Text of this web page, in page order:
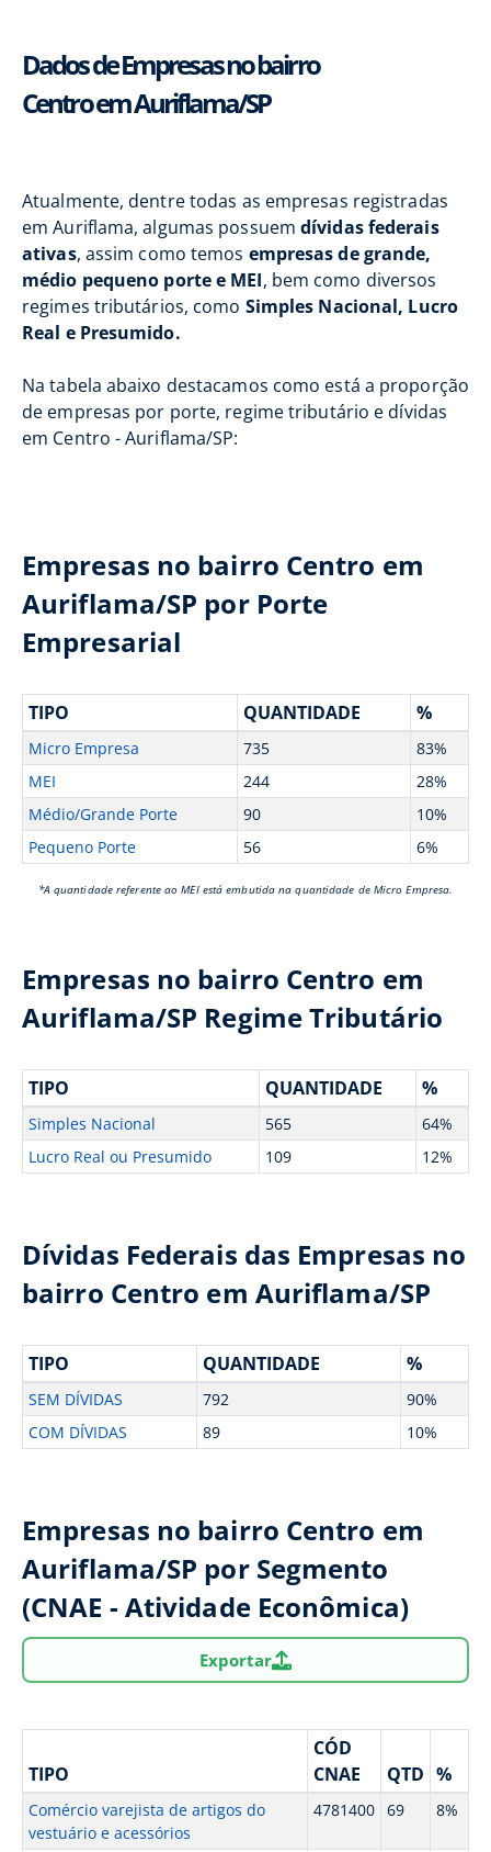
Dados de Empresas no bairro
Centro em Auriflama/SP
Atualmente, dentre todas as empresas registradas
em Auriflama, algumas possuemdívidas federais
ativas, assim como temos empresas de grande,
médio pequeno porte e MEI, bem como diversos
regimes tributários, como Simples Nacional, Lucro
Real e Presumido.
Na tabela abaixo destacamos como está a proporção
de empresas por porte, regime tributário e dívidas
em Centro - Auriflama/SP:
Empresas no bairro Centro em
Auriflama/SP por Porte
Empresarial
TIPO QUANTIDADE %
Micro Empresa 735
83%
MEI
244
28%
Médio/Grande Porte
90
10%
Pequeno Porte
56 6%
*A quantidade referente ao MEI está embutida na quantidade de Micro Empresa.
Empresas no bairro Centro em
Auriflama/SP Regime Tributário
TIPO QUANTIDADE %
Simples Nacional 565
64%
Lucro Real ou Presumido
109 12%
Dívidas Federais das Empresas no
bairro Centro em Auriflama/SP
TIPO QUANTIDADE %
SEM DÍVIDAS 792
90%
COM DÍVIDAS
89 10%
Empresas no bairro Centro em
Auriflama/SP por Segmento
(CNAE - Atividade Econômica)
Exportar
TIPO
CÓD
CNAE
QTD %
Comércio varejista de artigos do
vestuário e acessórios
4781400 69 8%